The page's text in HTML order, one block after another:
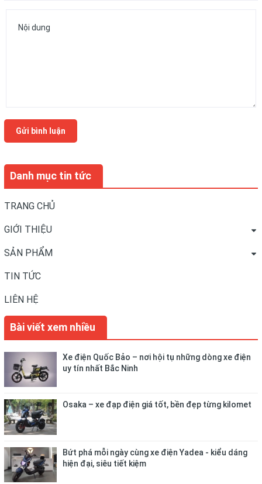
Danh mục tin tức
TRANG CHỦ
GIỚI THIỆU
SẢN PHẨM
TIN TỨC
LIÊN HỆ
Bài viết xem nhiều
Xe điện Quốc Bảo – nơi hội tụ những dòng xe điện
uy tín nhất Bắc Ninh
Osaka – xe đạp điện giá tốt, bền đẹp từng kilomet
Bứt phá mỗi ngày cùng xe điện Yadea - kiểu dáng
hiện đại, siêu tiết kiệm
Gửi bình luận